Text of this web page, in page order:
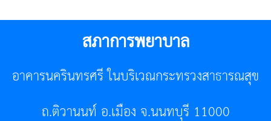
สภาการพยาบาล
อาคารนครินทรศรี ในบริเวณกระทรวงสาธารณสุข
ถ.ติวานนท์ อ.เมือง จ.นนทบุรี 11000